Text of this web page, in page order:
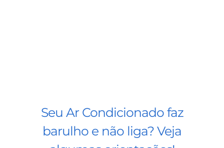
Seu Ar Condicionado faz
barulho e não liga? Veja